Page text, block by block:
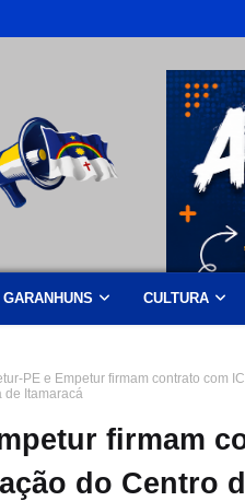
GARANHUNS CULTURA
PE e Empetur firmam contrato com
de Itamaracá
firmam
do Centro